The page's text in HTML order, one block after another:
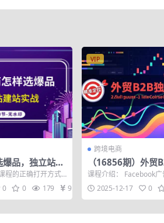
品，独立站建
清无水印课）
程的正确打开方式.
3选品第二...
0 0 179 9.9
VIP
跨境电商
（16856期）外贸
课，Facebook主页
互动广告、精准定
盘系统
课程介绍： Facebook广
询盘的外贸独立获客系
习...2025-12-17 0